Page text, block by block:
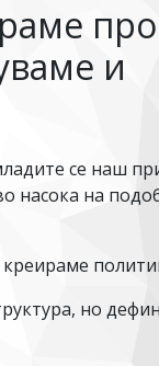
и
се наш
насока на
но